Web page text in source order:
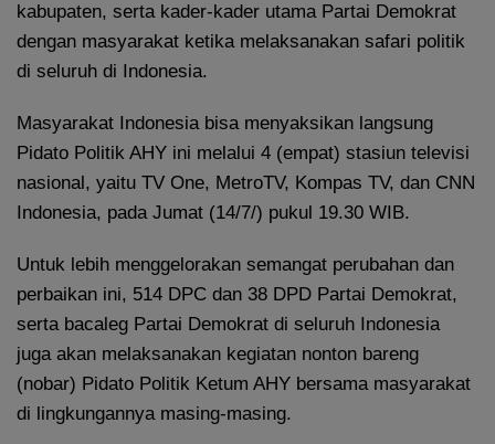
kabupaten, serta kader-kader utama Partai Demokrat
dengan masyarakat ketika melaksanakan safari politik
di seluruh di Indonesia.
Masyarakat Indonesia bisa menyaksikan langsung
Pidato Politik AHY ini melalui 4 (empat) stasiun televisi
nasional, yaitu TV One, MetroTV, Kompas TV, dan CNN
Indonesia, pada Jumat (14/7/) pukul 19.30 WIB.
Untuk lebih menggelorakan semangat perubahan dan
perbaikan ini, 514 DPC dan 38 DPD Partai Demokrat,
serta bacaleg Partai Demokrat di seluruh Indonesia
juga akan melaksanakan kegiatan nonton bareng
(nobar) Pidato Politik Ketum AHY bersama masyarakat
di lingkungannya masing-masing.